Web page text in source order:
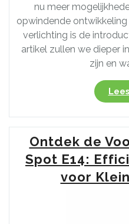
nu meer
opwindende
verlichting is de
artikel zullen we dieper
zijn en
Ontdek de
Spot E14:
voor